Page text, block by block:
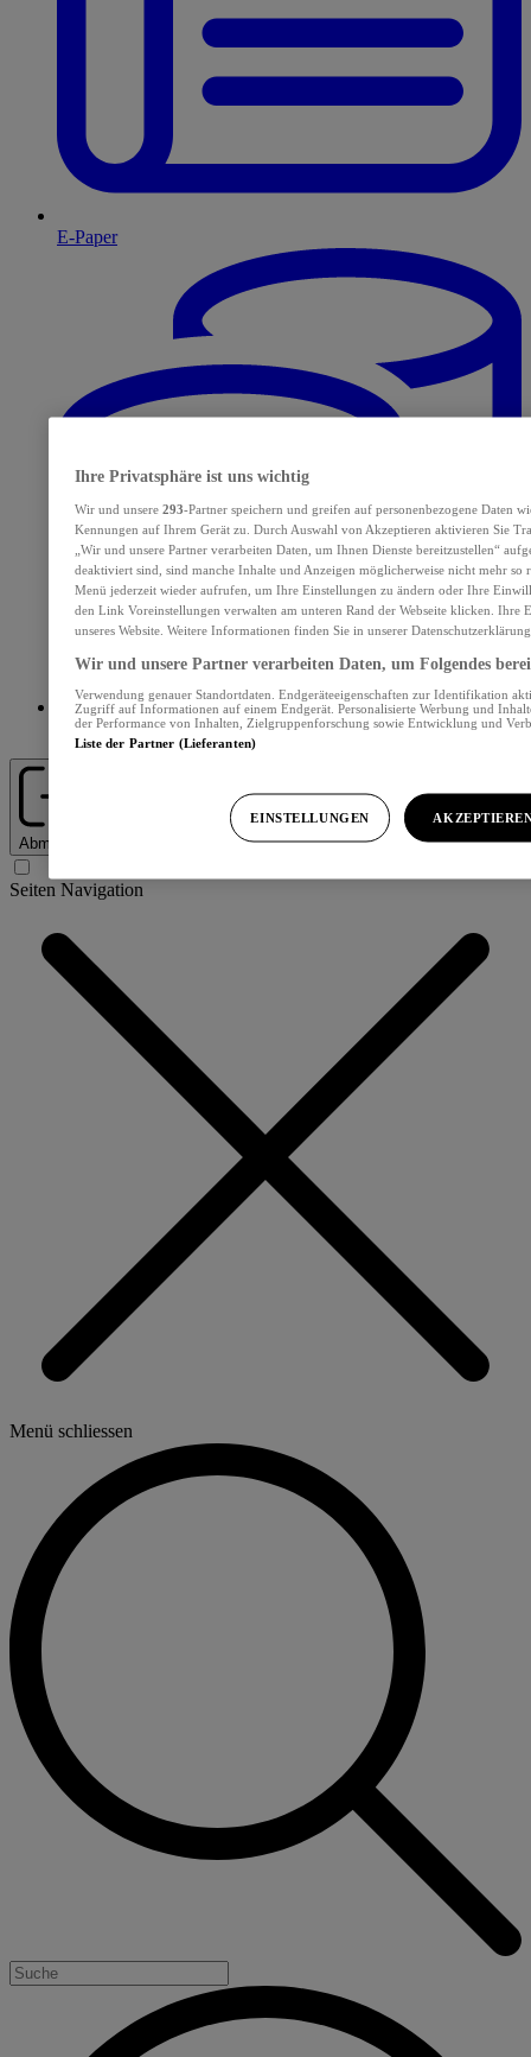
E-Paper
Abos und Services
Abmelden
Seiten Navigation
Menü schliessen
Ihre Privatsphäre ist uns wichtig
Wir und unsere 293-Partner speichern und greifen auf personenbezogene Daten
Kennungen auf Ihrem Gerät zu. Durch Auswahl von Akzeptieren aktivieren Sie
„Wir und unsere Partner verarbeiten Daten, um Ihnen Dienste bereitzustellen“
deaktiviert sind, sind manche Inhalte und Anzeigen möglicherweise nicht mehr so
Menü jederzeit wieder aufrufen, um Ihre Einstellungen zu ändern oder Ihre
den Link Voreinstellungen verwalten am unteren Rand der Webseite klicken. Ihre
unseres Website. Weitere Informationen finden Sie in unserer
Wir und unsere Partner verarbeiten Daten, um Folgendes
Verwendung genauer Standortdaten. Endgeräteeigenschaften zur Identifikation
Zugriff auf Informationen auf einem Endgerät. Personalisierte Werbung und
der Performance von Inhalten, Zielgruppenforschung sowie Entwicklung und
Liste der Partner (Lieferanten)
EINSTELLUNGEN